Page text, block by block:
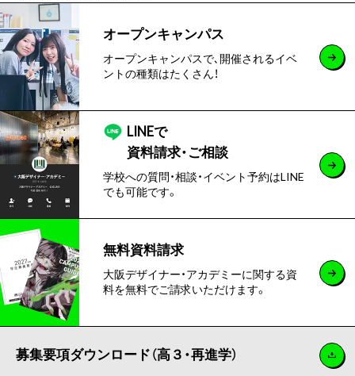
オープンキャンパス
オープンキャンパスで､開催されるイベ
ントの種類はたくさん！
LINEで
資料請求・ご相談
学校への質問・相談・イベント予約はLINE
でも可能です。
無料資料請求
大阪デザイナー・アカデミーに関する資
料を無料でご請求いただけます。
募集要項ダウンロード（高３・再進学）